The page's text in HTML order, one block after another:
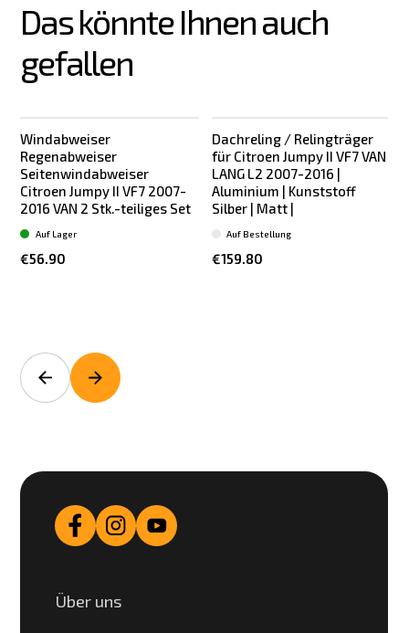
Das könnte Ihnen auch
gefallen
Windabweiser
Regenabweiser
Seitenwindabweiser
Citroen Jumpy II VF7 2007-
2016 VAN 2 Stk.-teiliges Set
€56.90
Auf Lager
Dachreling / Relingträger
für Citroen Jumpy II VF7 VAN
LANG L2 2007-2016 |
Aluminium | Kunststoff
Silber | Matt |
€159.80
Auf Bestellung
Über uns